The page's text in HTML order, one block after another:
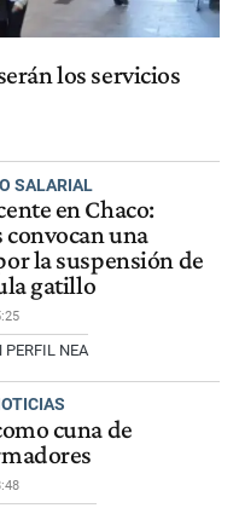
los servicios
SALARIAL
en Chaco:
una
la suspensión de
gatillo
PERFIL NEA
cuna de